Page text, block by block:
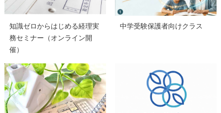
知識ゼロからはじめる経理実
務セミナー（オンライン開
催）
中学受験保護者向けクラス